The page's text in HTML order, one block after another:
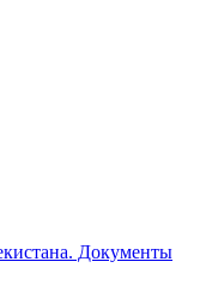
Документы